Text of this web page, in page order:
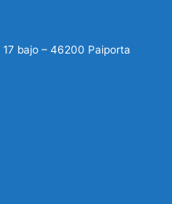
bajo – 46200 Paiporta